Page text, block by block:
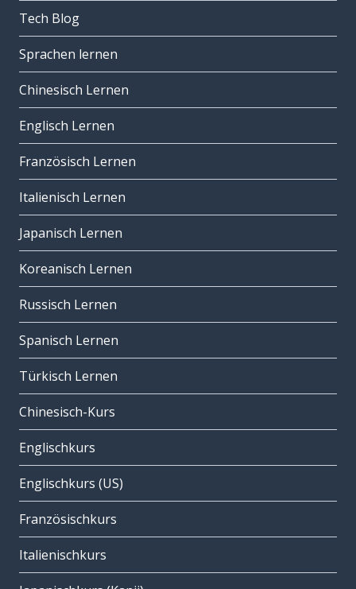
Tech Blog
Sprachen lernen
Chinesisch Lernen
Englisch Lernen
Französisch Lernen
Italienisch Lernen
Japanisch Lernen
Koreanisch Lernen
Russisch Lernen
Spanisch Lernen
Türkisch Lernen
Chinesisch-Kurs
Englischkurs
Englischkurs (US)
Französischkurs
Italienischkurs